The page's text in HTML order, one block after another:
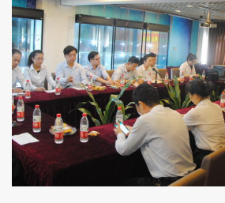
投
诉
与
建
议
关
于
我